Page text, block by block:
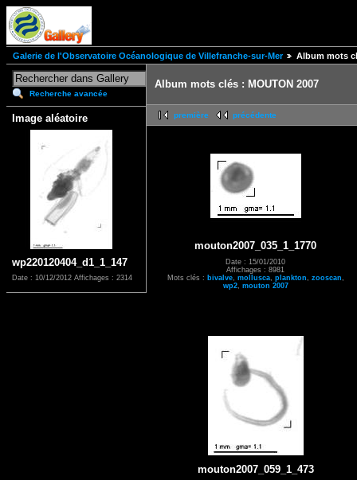
Galerie de l'Observatoire Océanologique de Villefranche-sur-Mer Album mots
Recherche avancée
Image aléatoire
wp220120404_d1_1_147
Date : 10/12/2012 Affichages : 2314
Album mots clés : MOUTON 2007
première précédente
mouton2007_035_1_1770
Date : 15/01/2010
Affichages : 8981
Mots clés : bivalve, mollusca, plankton zooscan
wp2, mouton 2007
mouton2007_059_1_473